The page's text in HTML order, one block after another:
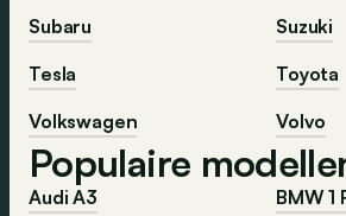
Subaru
Suzuki
Tesla
Toyota
Volkswagen
Volvo
Populaire
Audi A3
BMW 1